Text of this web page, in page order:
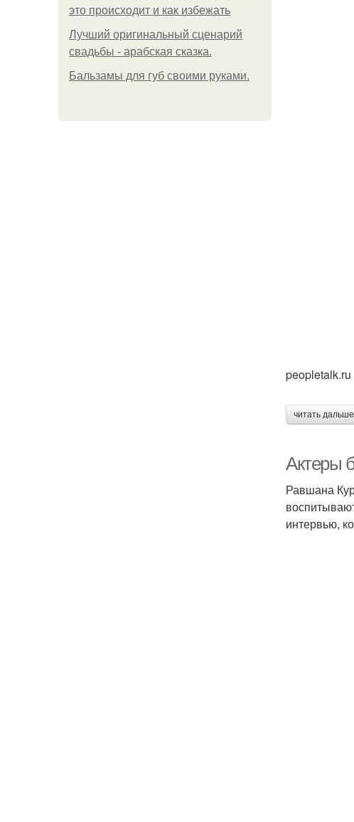
это происходит и как избежать
Лучший оригинальный сценарий
свадьбы - арабская сказка.
Бальзамы для губ своими руками.
peopletalk.ru
читать
Актеры
Равшана
интервью,